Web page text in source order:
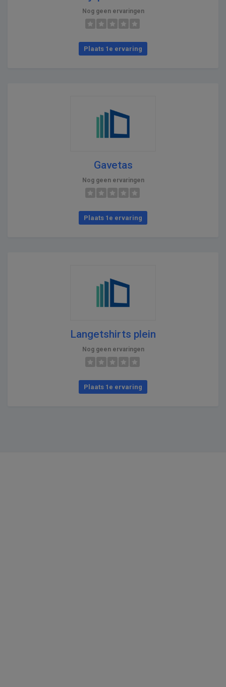
Nog geen ervaringen
Plaats 1e ervaring
Gavetas
Nog geen ervaringen
Plaats 1e ervaring
Langetshirts plein
Nog geen ervaringen
Plaats 1e ervaring